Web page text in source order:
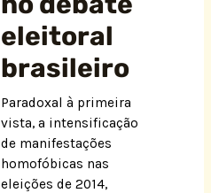
eleitoral
brasileiro
Paradoxal à primeira
vista, a intensificação
de manifestações
homofóbicas nas
eleições de 2014,